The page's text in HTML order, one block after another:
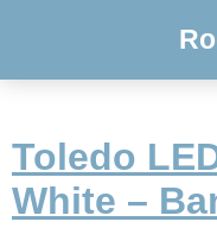
Toledo
White –